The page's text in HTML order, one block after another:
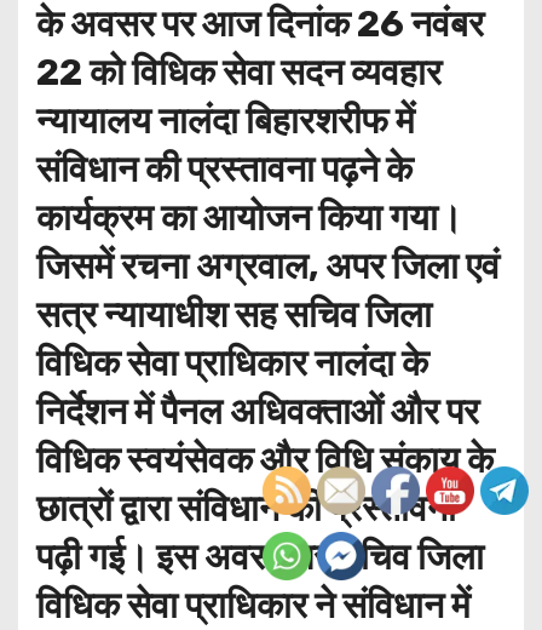
के अवसर पर आज दिनांक 26 नवंबर
22 को विधिक सेवा सदन व्यवहार
न्यायालय नालंदा बिहारशरीफ में
संविधान की प्रस्तावना पढ़ने के
कार्यक्रम का आयोजन किया गया।
जिसमें रचना अग्रवाल, अपर जिला एवं
सत्र न्यायाधीश सह सचिव जिला
विधिक सेवा प्राधिकार नालंदा के
निर्देशन में पैनल अधिवक्ताओं और पर
विधिक स्वयंसेवक और विधि संकाय के
छात्रों द्वारा संविधान की प्रस्तावना
पढ़ी गई। इस अवसर पर सचिव जिला
विधिक सेवा प्राधिकार ने संविधान में